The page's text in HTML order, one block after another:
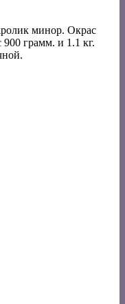
минор. Окрас
грамм. и 1.1 кг.